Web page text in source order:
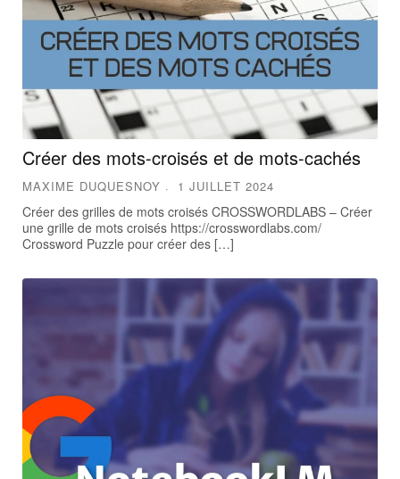
Créer des mots-croisés et de mots-cachés
MAXIME DUQUESNOY 1 JUILLET 2024
Créer des grilles de mots croisés CROSSWORDLABS – Créer
une grille de mots croisés https://crosswordlabs.com/
Crossword Puzzle pour créer des […]